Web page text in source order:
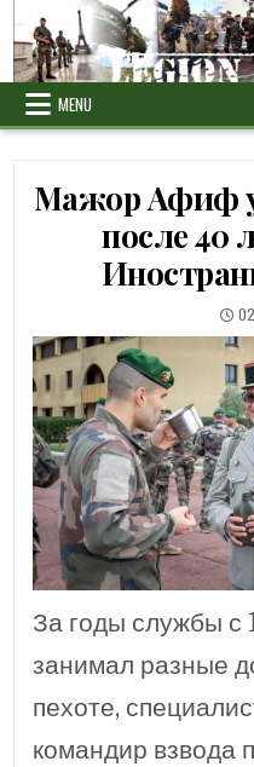
content
MENU
Мажор Афиф
после 40
За годы службы с
занимал разные
пехоте,
командир взвода